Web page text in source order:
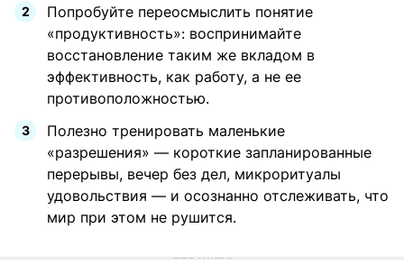
Попробуйте переосмыслить понятие
«продуктивность»: воспринимайте
восстановление таким же вкладом в
эффективность, как работу, а не ее
противоположностью.
Полезно тренировать маленькие
«разрешения» — короткие запланированные
перерывы, вечер без дел, микроритуалы
удовольствия — и осознанно отслеживать, что
мир при этом не рушится.